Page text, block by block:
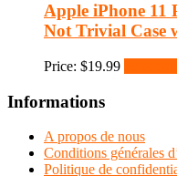
Apple iPhone 11
Not Trivial Case
Price: $19.99
Informations
A propos de nous
Conditions générales
Politique de